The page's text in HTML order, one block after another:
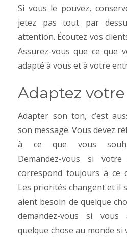
Si vous le pouvez,
jetez pas tout par
attention. Écoutez vos
Assurez-vous que ce que
adapté à vous et à votre
Adaptez
Adapter son ton, c’est
son message. Vous devez
à ce que vous
Demandez-vous si
correspond toujours à ce
Les priorités changent et il
aient besoin de quelque
demandez-vous si vous
quelque chose au monde